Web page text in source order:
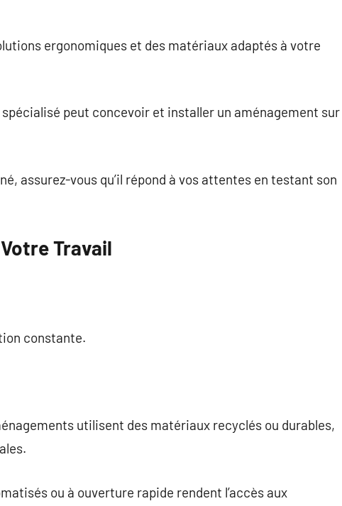
ergonomiques et des matériaux adaptés à votre
peut concevoir et installer un aménagement sur
assurez-vous qu’il répond à vos attentes en testant son
Travail
constante.
utilisent des matériaux recyclés ou durables,
ou à ouverture rapide rendent l’accès aux